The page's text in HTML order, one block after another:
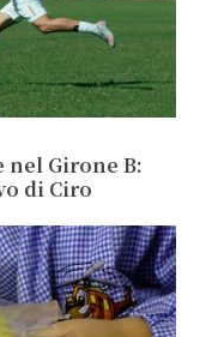
Girone B:
di Ciro